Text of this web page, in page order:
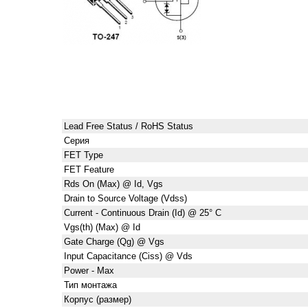
Lead Free Status / RoHS Status
Серия
FET Type
FET Feature
Rds On (Max) @ Id, Vgs
Drain to Source Voltage (Vdss)
Current - Continuous Drain (Id) @ 25° C
Vgs(th) (Max) @ Id
Gate Charge (Qg) @ Vgs
Input Capacitance (Ciss) @ Vds
Power - Max
Тип монтажа
Корпус (размер)